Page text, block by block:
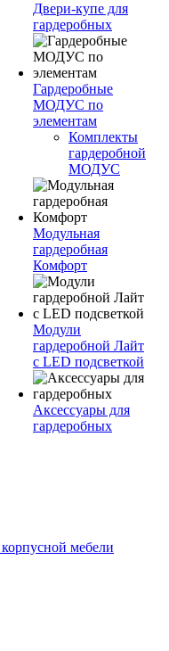
Двери-купе для
гардеробных
Гардеробные
МОДУС по
элементам
Комплекты
гардеробной
МОДУС
Модульная
гардеробная
Комфорт
Модули
гардеробной Лайт
с LED подсветкой
Аксессуары для
гардеробных